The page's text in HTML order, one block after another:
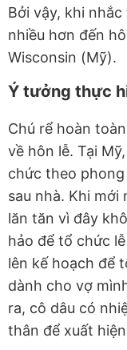
Bởi vậy, khi
nhiều hơn đến
Wisconsin (Mỹ).
Ý tưởng thực
Chú rể hoàn
về hôn lễ. Tại
chức theo
sau nhà. Khi
lăn tăn vì đây
hảo để tổ chức
lên kế hoạch để
dành cho vợ
ra, cô dâu có
thân để xuất